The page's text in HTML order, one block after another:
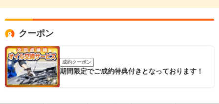
クーポン
成約クーポン
期間限定でご成約特典付きとなっております！